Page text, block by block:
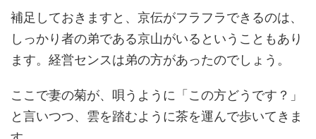
補足しておきますと、京伝がフラフラできるのは、
しっかり者の弟である京山がいるということもあり
ます。経営センスは弟の方があったのでしょう。
ここで妻の菊が、唄うように「この方どうです？」
と言いつつ、雲を踏むように茶を運んで歩いてきま